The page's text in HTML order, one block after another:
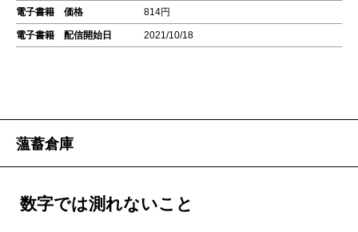
電子書籍 価格 814円
電子書籍 配信開始日 2021/10/18
薀蓄倉庫
数字では測れないこと